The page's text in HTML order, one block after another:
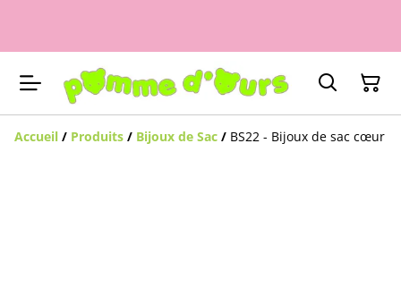
Accueil / Produits / Bijoux de Sac / BS22 - Bijoux de sac cœur